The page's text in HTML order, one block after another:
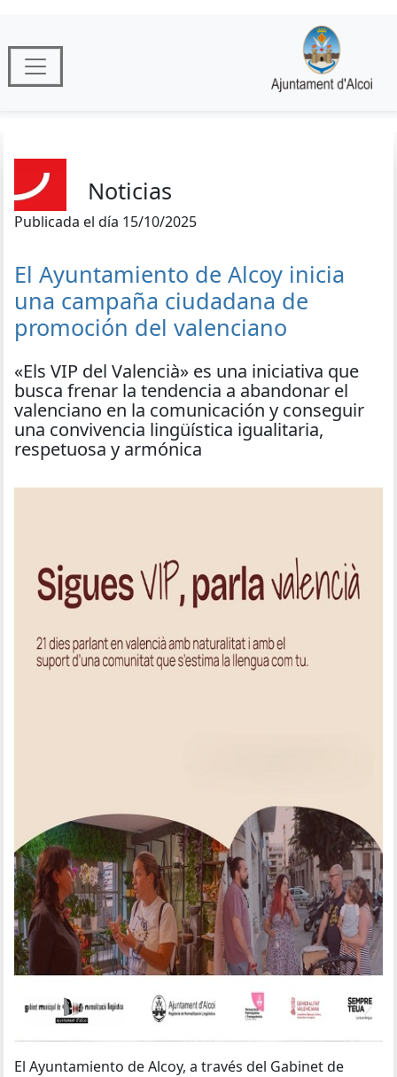
Noticias
Publicada el día 15/10/2025
El Ayuntamiento de Alcoy inicia
una campaña ciudadana de
promoción del valenciano
«Els VIP del Valencià» es una iniciativa que
busca frenar la tendencia a abandonar el
valenciano en la comunicación y conseguir
una convivencia lingüística igualitaria,
respetuosa y armónica
El Ayuntamiento de Alcoy, a través del Gabinet de